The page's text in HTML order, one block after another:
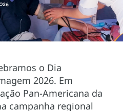
o Dia
2026. Em
Pan-Americana da
campanha regional